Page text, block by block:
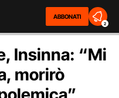
ABBONATI
2
Insinna: “Mi
morirò